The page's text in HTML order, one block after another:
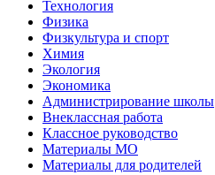
Технология
Физика
Физкультура и спорт
Химия
Экология
Экономика
Администрирование школы
Внеклассная работа
Классное руководство
Материалы МО
Материалы для родителей